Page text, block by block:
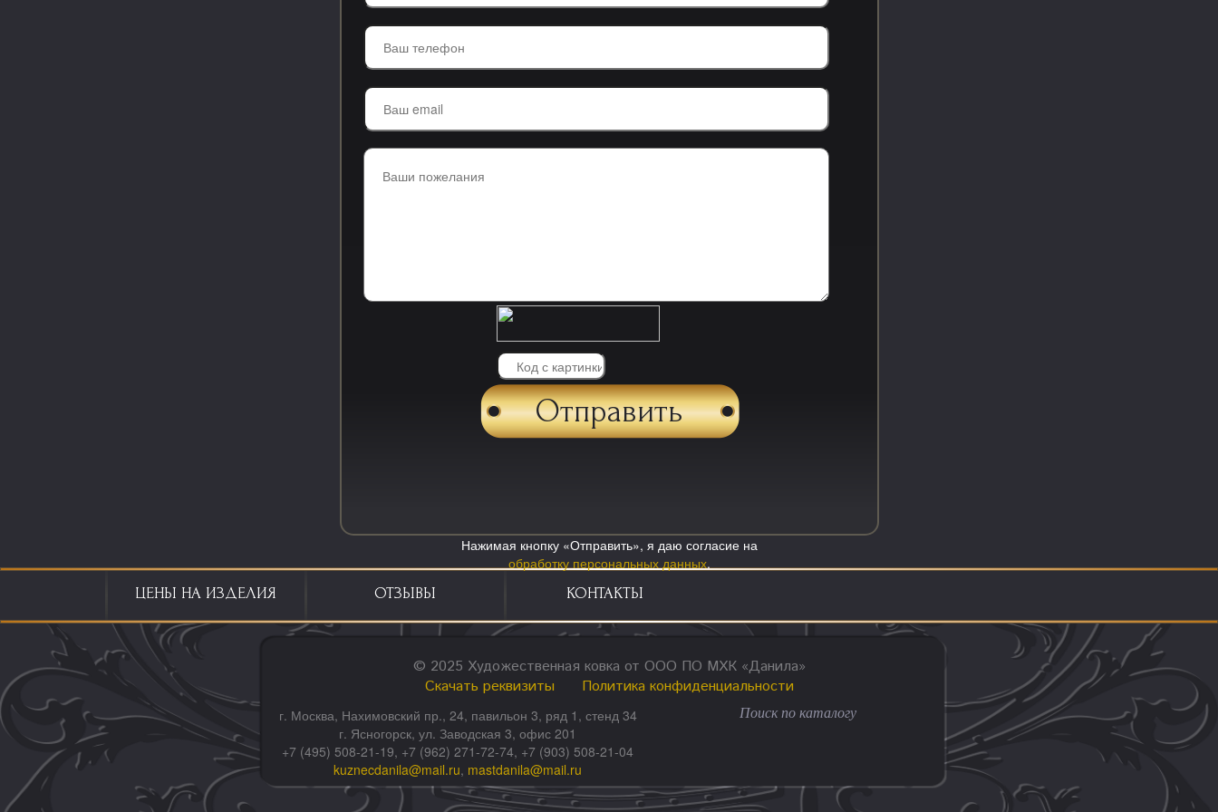
Нажимая кнопку «Отправить», я даю согласие на
обработку персональных данных.
ЦЕНЫ НА ИЗДЕЛИЯ ОТЗЫВЫ КОНТАКТЫ
© 2025 Художественная ковка от ООО ПО МХК «Данила»
Скачать реквизиты
Политика конфиденциальности
г. Москва, Нахимовский пр., 24, павильон 3, ряд 1, стенд 34
г. Ясногорск, ул. Заводская 3, офис 201
+7 (495) 508-21-19, +7 (962) 271-72-74, +7 (903) 508-21-04
kuznecdanila@mail.ru, mastdanila@mail.ru